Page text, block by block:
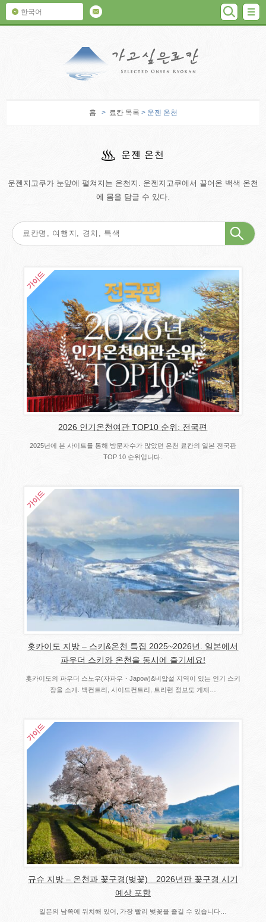
한국어 검색
홈 > 료칸 목록 > 운젠 온천
운젠 온천
운젠지고쿠가 눈앞에 펼쳐지는 온천지. 운젠지고쿠에서 끌어온 백색 온천
에 몸을 담글 수 있다.
2026 인기온천여관 TOP10 순위: 전국편
2025년에 본 사이트를 통해 방문자수가 많았던 온천 료칸의 일본 전국판
TOP 10 순위입니다.
홋카이도 지방 – 스키&온천 특집 2025~2026년. 일본에서
파우더 스키와 온천을 동시에 즐기세요!
홋카이도의 파우더 스노우(자파우・Japow)&비압설 지역이 있는 인기 스키
장을 소개. 백컨트리, 사이드컨트리, 트리런 정보도 게재…
규슈 지방 – 온천과 꽃구경(벚꽃) 2026년판 꽃구경 시기
예상 포함
일본의 남쪽에 위치해 있어, 가장 빨리 벚꽃을 즐길 수 있습니다…